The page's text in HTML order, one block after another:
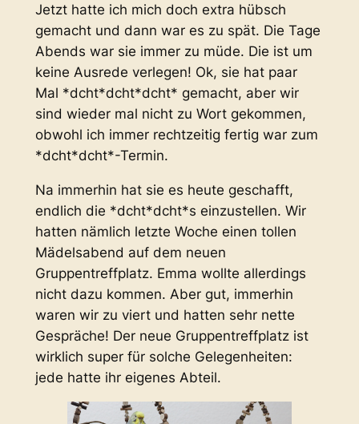
Jetzt hatte ich mich doch extra hübsch
gemacht und dann war es zu spät. Die Tage
Abends war sie immer zu müde. Die ist um
keine Ausrede verlegen! Ok, sie hat paar
Mal *dcht*dcht*dcht* gemacht, aber wir
sind wieder mal nicht zu Wort gekommen,
obwohl ich immer rechtzeitig fertig war zum
*dcht*dcht*-Termin.
Na immerhin hat sie es heute geschafft,
endlich die *dcht*dcht*s einzustellen. Wir
hatten nämlich letzte Woche einen tollen
Mädelsabend auf dem neuen
Gruppentreffplatz. Emma wollte allerdings
nicht dazu kommen. Aber gut, immerhin
waren wir zu viert und hatten sehr nette
Gespräche! Der neue Gruppentreffplatz ist
wirklich super für solche Gelegenheiten:
jede hatte ihr eigenes Abteil.